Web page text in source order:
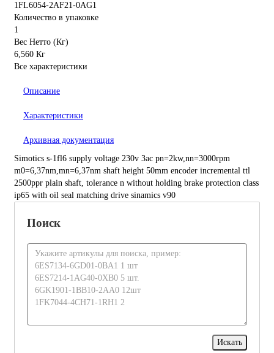
1FL6054-2AF21-0AG1
Количество в упаковке
1
Вес Нетто (Кг)
6,560 Кг
Все характеристики
Описание
Характеристики
Архивная документация
Simotics s-1fl6 supply voltage 230v 3ac pn=2kw,nn=3000rpm
m0=6,37nm,mn=6,37nm shaft height 50mm encoder incremental ttl
2500ppr plain shaft, tolerance n without holding brake protection class
ip65 with oil seal matching drive sinamics v90
Поиск